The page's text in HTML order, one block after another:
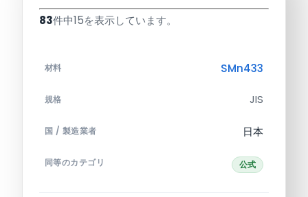
83件中15を表示しています。
材料 SMn433
規格 JIS
国 / 製造業者 日本
同等のカテゴリ 公式